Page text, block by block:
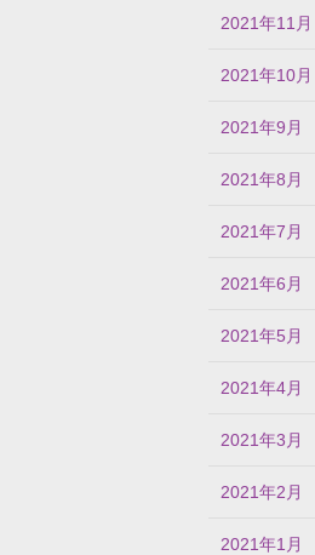
2021年11月
2021年10月
2021年9月
2021年8月
2021年7月
2021年6月
2021年5月
2021年4月
2021年3月
2021年2月
2021年1月